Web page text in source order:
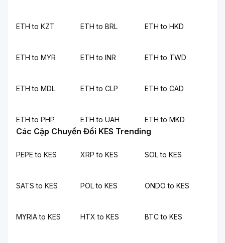
ETH to KZT ETH to BRL ETH to HKD
ETH to MYR ETH to INR ETH to TWD
ETH to MDL ETH to CLP ETH to CAD
ETH to PHP ETH to UAH ETH to MKD
Các Cặp Chuyển Đổi KES Trending
PEPE to KES XRP to KES SOL to KES
SATS to KES POL to KES ONDO to KES
MYRIA to KES HTX to KES BTC to KES